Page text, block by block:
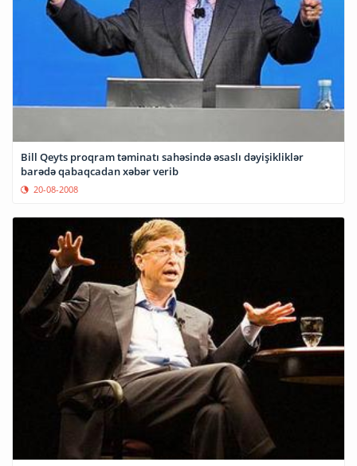
Bill Qeyts proqram təminatı sahəsində əsaslı dəyişikliklər
barədə qabaqcadan xəbər verib
20-08-2008